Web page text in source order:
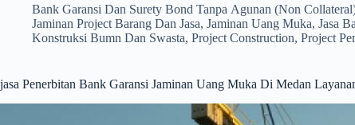
Bank Garansi Dan Surety Bond Tanpa Agunan (Non
Jaminan Project Barang Dan Jasa, Jaminan Uang Muka, Jasa
Konstruksi Bumn Dan Swasta, Project Construction, Project
jasa Penerbitan Bank Garansi Jaminan Uang Muka Di Medan